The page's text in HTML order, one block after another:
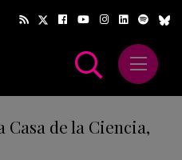
Abrir
Casa de la Ciencia,